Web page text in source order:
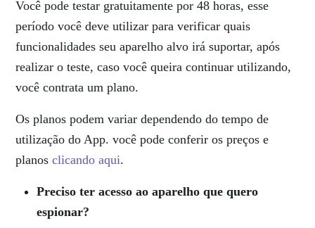
Você pode testar gratuitamente por 48 horas, esse
período você deve utilizar para verificar quais
funcionalidades seu aparelho alvo irá suportar, após
realizar o teste, caso você queira continuar utilizando,
você contrata um plano.
Os planos podem variar dependendo do tempo de
utilização do App. você pode conferir os preços e
planosclicando aqui.
Preciso ter acesso ao aparelho que quero
espionar?